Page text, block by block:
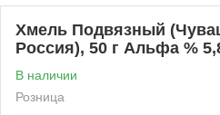
Хмель Подвязный
Россия), 50 г Альфа %
В наличии
Розница